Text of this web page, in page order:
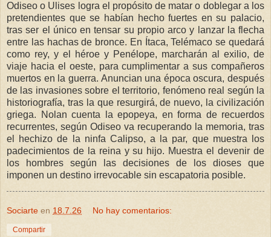
Odiseo o Ulises logra el propósito de matar o doblegar a los
pretendientes que se habían hecho fuertes en su palacio,
tras ser el único en tensar su propio arco y lanzar la flecha
entre las hachas de bronce. En Ítaca, Telémaco se quedará
como rey, y el héroe y Penélope, marcharán al exilio, de
viaje hacia el oeste, para cumplimentar a sus compañeros
muertos en la guerra. Anuncian una época oscura, después
de las invasiones sobre el territorio, fenómeno real según la
historiografía, tras la que resurgirá, de nuevo, la civilización
griega. Nolan cuenta la epopeya, en forma de recuerdos
recurrentes, según Odiseo va recuperando la memoria, tras
el hechizo de la ninfa Calipso, a la par, que muestra los
padecimientos de la reina y su hijo. Muestra el devenir de
los hombres según las decisiones de los dioses que
imponen un destino irrevocable sin escapatoria posible.
Sociarte en 18.7.26 No hay comentarios:
Compartir